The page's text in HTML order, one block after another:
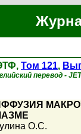
Том 121,
перевод -
О.С.